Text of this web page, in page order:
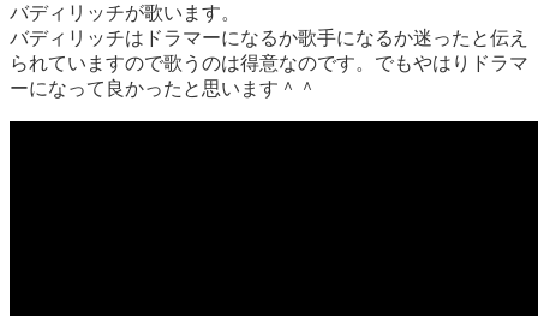
バディリッチが歌います。
バディリッチはドラマーになるか歌手になるか迷ったと伝え
られていますので歌うのは得意なのです。でもやはりドラマ
ーになって良かったと思います＾＾